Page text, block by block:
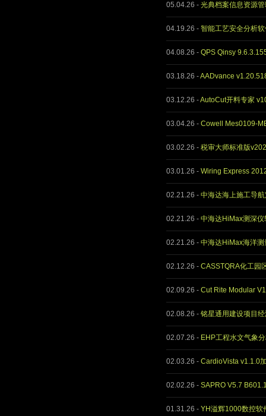
05.04.26 - 光典档案信息资源
04.19.26 - 智能工艺安全分析
04.08.26 - QPS Qinsy
03.18.26 -AADvance
03.12.26 -AutoCut开料专家
03.04.26 - Cowell Mes0109-
03.02.26 - 税审大师标准版
03.01.26 - Wiring Express
02.21.26 - 中海达海上施工导
02.21.26 - 中海达HiMax测深
02.21.26 - 中海达HiMax海洋
02.12.26 - CASSTQRA化工园
02.09.26 - Cut Rite Modular
02.08.26 - 铭星通用建设项目
02.07.26 - EHP工程水文气象
02.03.26 - CardioVista v1.1.0
02.02.26 - SAPRO V5.7
01.31.26 - YH溢辉1000数控软